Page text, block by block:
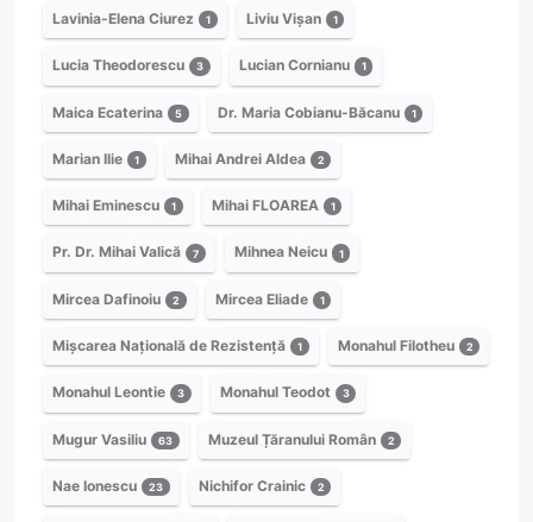
Lavinia-Elena Ciurez 1 Liviu Vișan 1
Lucia Theodorescu 3 Lucian Cornianu 1
Maica Ecaterina 5 Dr. Maria Cobianu-Băcanu 1
Marian Ilie 1 Mihai Andrei Aldea 2
Mihai Eminescu 1 Mihai FLOAREA 1
Pr. Dr. Mihai Valică 7 Mihnea Neicu 1
Mircea Dafinoiu 2 Mircea Eliade 1
Mișcarea Națională de Rezistență 1 Monahul Filotheu 2
Monahul Leontie 3 Monahul Teodot 3
Mugur Vasiliu 63 Muzeul Țăranului Român 2
Nae Ionescu 23 Nichifor Crainic 2